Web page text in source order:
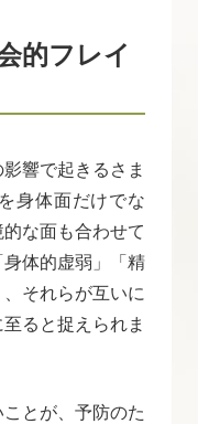
的フレイ
響で起きるさま
身体面だけでな
な面も合わせて
体的虚弱」「精
それらが互いに
ると捉えられま
とが、予防のた